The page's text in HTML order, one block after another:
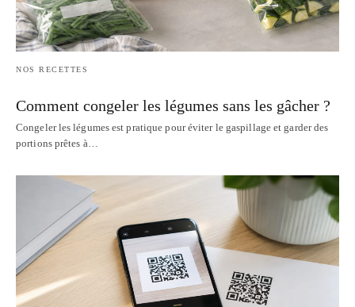
NOS RECETTES
Comment congeler les légumes sans les gâcher ?
Congeler les légumes est pratique pour éviter le gaspillage et garder des
portions prêtes à…